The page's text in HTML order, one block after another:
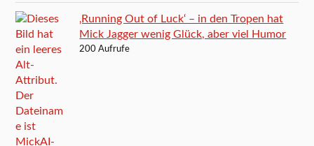
‚Running Out of Luck‘ – in den Tropen hat
Mick Jagger wenig Glück, aber viel Humor
200 Aufrufe